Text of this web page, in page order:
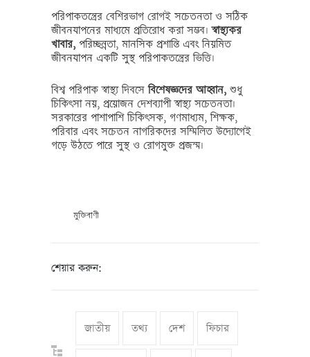
পরিপাকতন্ত্রের বেশিরভাগ রোগই সচেতনতা ও সঠিক
জীবনযাপনের মাধ্যমে প্রতিরোধ করা সম্ভব।স্বাস্থ্যকর
খাবার, পরিচ্ছন্নতা, মানসিক প্রশান্তি এবং নিয়মিত
জীবনযাপন একটি সুস্থ পরিপাকতন্ত্রের ভিত্তি।
বিশ্ব পরিপাক স্বাস্থ্য দিবসেবিশেষজ্ঞদের আহ্বান, শুধু
চিকিৎসা নয়, প্রয়োজন দেশব্যাপী স্বাস্থ্য সচেতনতা।
সরকারের পাশাপাশি চিকিৎসক, গণমাধ্যম, শিক্ষক,
পরিবার এবং সচেতন নাগরিকদের সম্মিলিত উদ্যোগেই
গড়ে উঠতে পারে সুস্থ ও রোগমুক্ত প্রজন্ম।
মুক্তিবাণী
শেয়ার করুন:
জাতীয় তথ্য দেশ ফিচার